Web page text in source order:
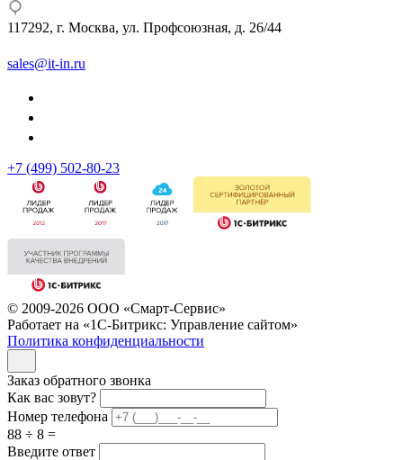
117292, г. Москва, ул. Профсоюзная, д. 26/44
sales@it-in.ru
+7 (499) 502-80-23
© 2009-2026 ООО «Смарт-Сервис»
Работает на «1С-Битрикс: Управление сайтом»
Политика конфиденциальности
Заказ обратного звонка
Как вас зовут?
Номер телефона
88 ÷ 8 =
Введите ответ